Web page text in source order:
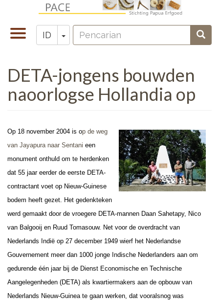
Toggle
navigation
ID Toggle Dropdown
Zoeken
Pencarian
DETA-jongens bouwden
naoorlogse Hollandia op
Op 18 november 2004 is op de weg
van Jayapura naar Sentani een
monument onthuld om te herdenken
dat 55 jaar eerder de eerste DETA-
contractant voet op Nieuw-Guinese
bodem heeft gezet. Het gedenkteken
werd gemaakt door de vroegere DETA-mannen Daan Sahetapy, Nico
van Balgooij en Ruud Tomasouw. Net voor de overdracht van
Nederlands Indië op 27 december 1949 wierf het Nederlandse
Gouvernement meer dan 1000 jonge Indische Nederlanders aan om
gedurende één jaar bij de Dienst Economische en Technische
Aangelegenheden (DETA) als kwartiermakers aan de opbouw van
Nederlands Nieuw-Guinea te gaan werken, dat vooralsnog was